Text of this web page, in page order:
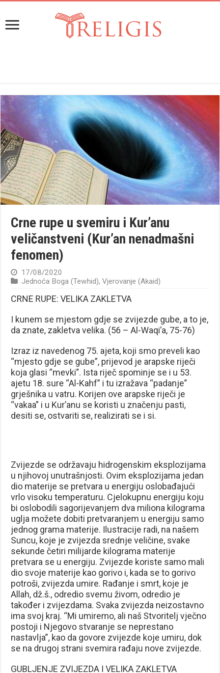
Crne rupe u svemiru i Kur’anu
veličanstveni (Kur’an nenadmašni
fenomen)
17/08/2020
Jednoća Boga (Tewhid),Vjerovanje (Akaid)
CRNE RUPE: VELIKA ZAKLETVA
I kunem se mjestom gdje se zvijezde gube, a to je,
da znate, zakletva velika. (56 – Al-Waqi’a, 75-76)
Izraz iz navedenog 75. ajeta, koji smo preveli kao
“mjesto gdje se gube”, prijevod je arapske riječi
koja glasi “mevki”. Ista riječ spominje se i u 53.
ajetu 18. sure “Al-Kahf” i tu izražava “padanje”
grješnika u vatru. Korijen ove arapske riječi je
“vakaa” i u Kur’anu se koristi u značenju pasti,
desiti se, ostvariti se, realizirati se i si.
Zvijezde se održavaju hidrogenskim eksplozijama
u njihovoj unutrašnjosti. Ovim eksplozijama jedan
dio materije se pretvara u energiju oslobađajući
vrlo visoku temperaturu. Cjelokupnu ener­giju koju
bi oslobodili sagorijevanjem dva miliona kilograma
uglja možete dobiti pretvaranjem u energiju samo
jednog grama materije. Ilustracije radi, na našem
Suncu, koje je zvijezda srednje veličine, svake
sekunde četiri milijarde kilograma materije
pretvara se u energiju. Zvijezde koriste samo mali
dio svoje materije kao gorivo i, kada se to gorivo
potroši, zvijezda umire. Rađanje i smrt, koje je
Allah, dž.š., odredio svemu živom, odredio je
također i zvijezda­ma. Svaka zvijezda neizostavno
ima svoj kraj. “Mi umiremo, ali naš Stvoritelj vječno
postoji i Njegovo stvaranje se neprestano
nastavlja”, kao da govore zvijezde koje umiru, dok
se na drugoj strani svemira rađaju nove zvijezde.
GUBLJENJE ZVIJEZDA I VELIKA ZAKLETVA